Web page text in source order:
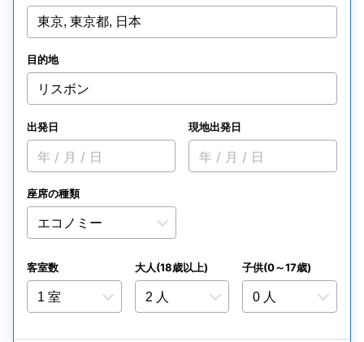
東京, 東京都, 日本
目的地
リスボン
出発日
年 / 月 / 日
現地出発日
年 / 月 / 日
座席の種類
客室数 大人(18歳以上) 子供(0～17歳)